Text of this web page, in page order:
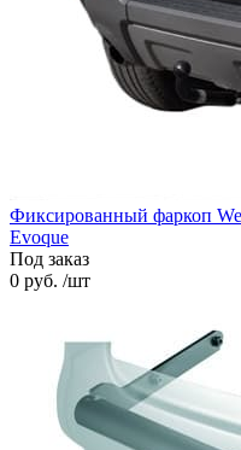
Фиксированный фаркоп
Evoque
Под заказ
0 руб. /шт